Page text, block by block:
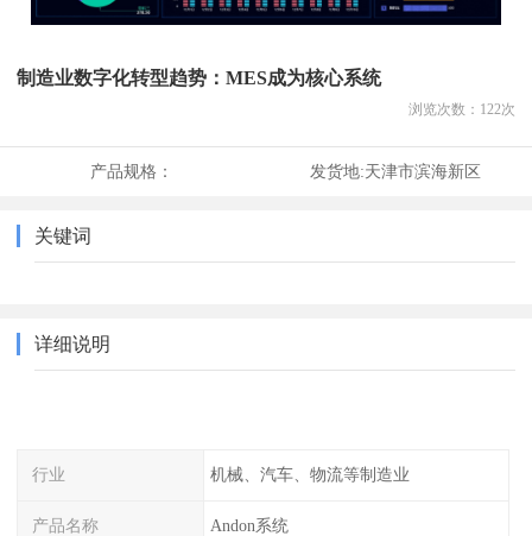
制造业数字化转型趋势：MES成为核心系统
浏览次数： 122次
产品规格： 发货地:天津市滨海新区
关键词
详细说明
行业 机械、汽车、物流等制造业
产品名称 Andon系统